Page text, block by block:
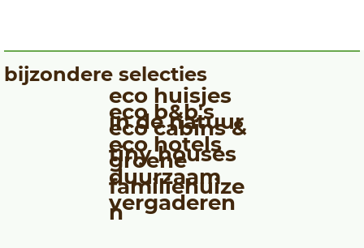
bijzondere selecties
eco huisjes
in de natuur
eco cabins &
tiny houses
eco hotels
eco b&b's
groene
familiehuize
n
duurzaam
vergaderen